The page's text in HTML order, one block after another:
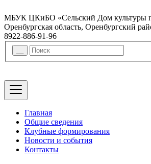
МБУК ЦКиБО «Сельский Дом культуры
Оренбургская область, Оренбургский
8922-886-91-96
Главная
Общие сведения
Клубные формирования
Новости и события
Контакты